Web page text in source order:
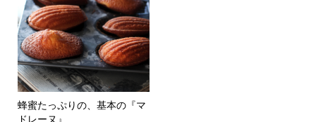
蜂蜜たっぷりの、基本の『マ
ドレーヌ』